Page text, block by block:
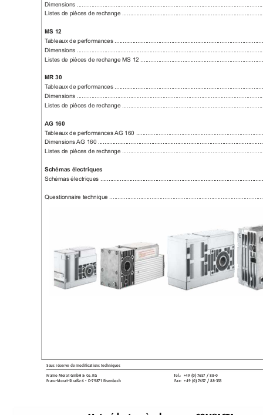
Sous réserve de modifications techniques
Framo Morat GmbH & Co. KG Tel.: +49 (0) 7657 / 88-0
Franz-Morat-Straße 6 • D-79871 Eisenbach Fax: +49 (0) 7657 / 88-333
Dimensions
Listes de pièces de rechange
MS 12
Tableaux de performances
Dimensions
Listes de pièces de rechange MS 12
MR 30
Tableaux de performances
Dimensions
Listes de pièces de rechange
AG 160
Tableaux de performances AG 160
Dimensions AG 160
Listes de pièces de rechange
Schémas électriques
Schémas électriques
Questionnaire technique